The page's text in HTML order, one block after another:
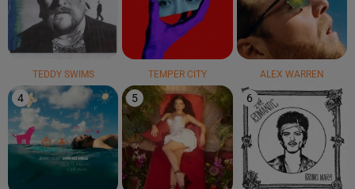
TEDDY SWIMS TEMPER CITY ALEX WARREN
4 5 6